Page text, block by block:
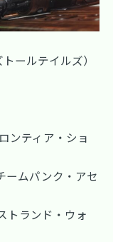
ールテイルズ）
ンティア・ショ
ームパンク・アセ
トランド・ウォ